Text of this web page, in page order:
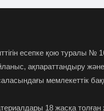
Respublica
Әділетті
емеспін
есепке қою туралы №
ақпараттандыру
мемлекеттік
18 жасқа толған